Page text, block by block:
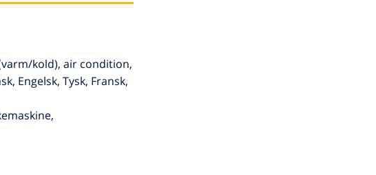
kold), air condition,
Engelsk, Tysk, Fransk,